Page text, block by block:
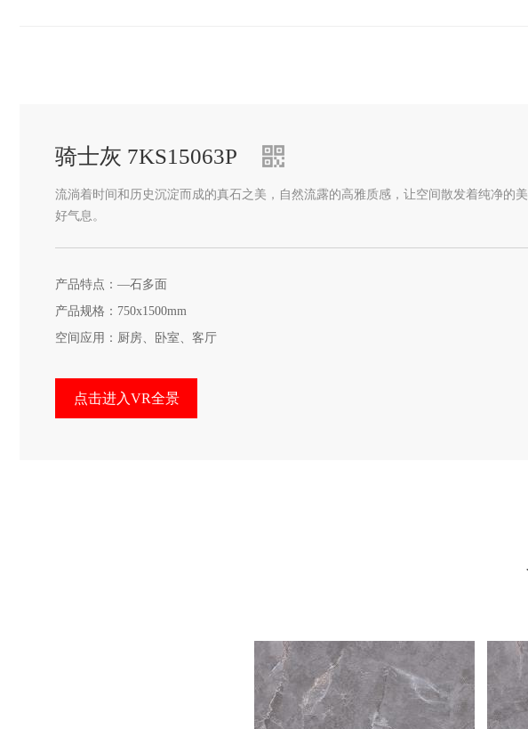
骑士灰 7KS15063P
流淌着时间和历史沉淀而成的真石之美，自然流露的高雅质感，让空间散发着纯净的美
好气息。
产品特点：—石多面
产品规格：750x1500mm
空间应用：厨房、卧室、客厅
点击进入VR全景